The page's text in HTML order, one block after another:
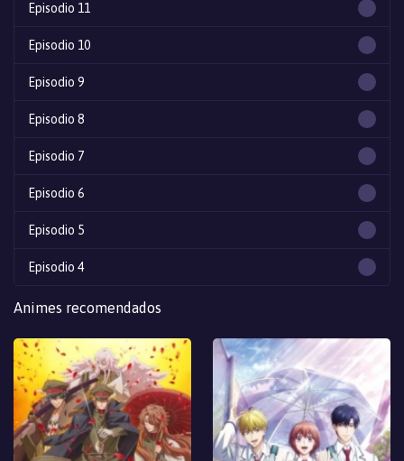
Episodio 11
Episodio 10
Episodio 9
Episodio 8
Episodio 7
Episodio 6
Episodio 5
Episodio 4
Episodio 3
Episodio 2
Episodio 1
Animes recomendados